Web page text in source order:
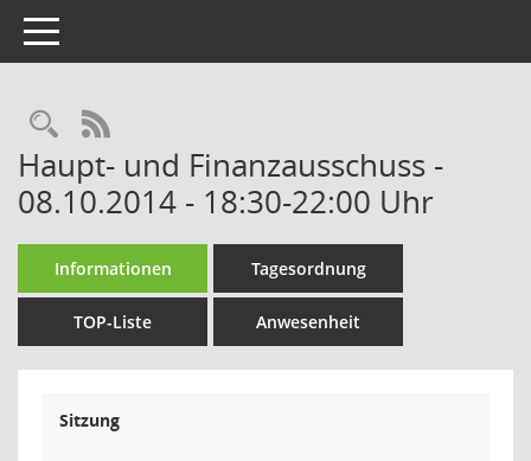
Toggle navigation
Rechercheauswahl
RSS-Feed
Haupt- und Finanzausschuss -
08.10.2014 - 18:30-22:00 Uhr
Informationen Tagesordnung
TOP-Liste Anwesenheit
Sitzung